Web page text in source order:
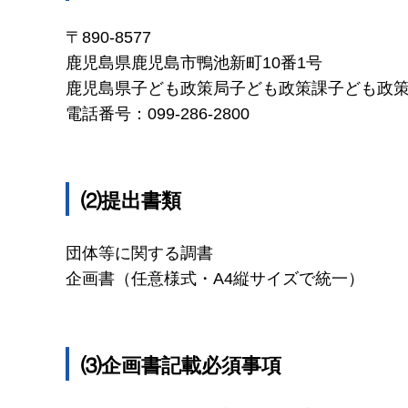
〒890-8577
鹿児島県鹿児島市鴨池新町10番1号
鹿児島県子ども政策局子ども政策課子ども政
電話番号：099-286-2800
⑵提出書類
団体等に関する調書
企画書（任意様式・A4縦サイズで統一）
⑶企画書記載必須事項